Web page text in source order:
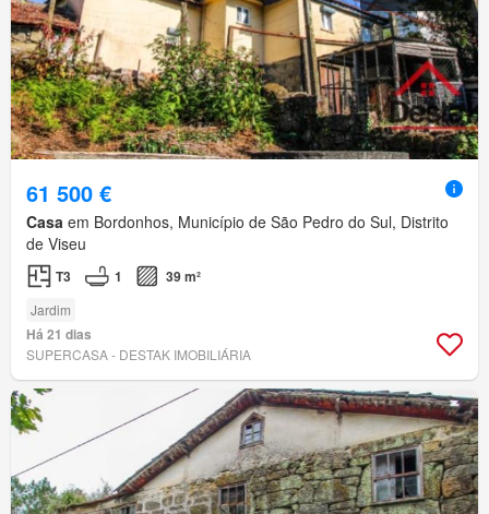
61 500 €
Casa em Bordonhos, Município de São Pedro do Sul, Distrito
de Viseu
T3 1 39 m²
Jardim
Há 21 dias
SUPERCASA - DESTAK IMOBILIÁRIA